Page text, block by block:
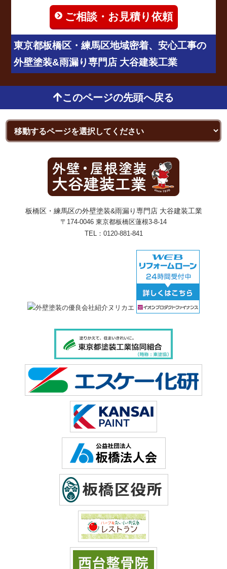
ご相談・お見積り依頼
東京都板橋区・練馬区地域密着、安心工事の
外壁塗装&雨漏り専門店 大谷建装工業
このページの先頭へ戻る
板橋区・練馬区の外壁塗装&雨漏り専門店 大谷建装工業
〒174-0046 東京都板橋区蓮根3-8-14
TEL： 0120-881-841